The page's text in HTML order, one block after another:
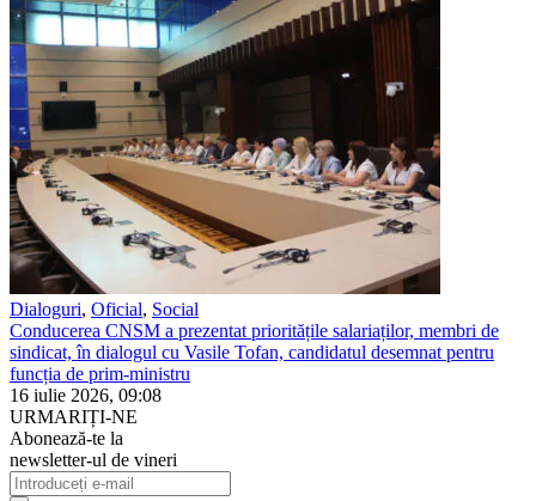
Dialoguri, Oficial, Social
Conducerea CNSM a prezentat prioritățile salariaților, membri de
sindicat, în dialogul cu Vasile Tofan, candidatul desemnat pentru
funcția de prim-ministru
16 iulie 2026, 09:08
URMARIȚI-NE
Abonează-te la
newsletter-ul de vineri